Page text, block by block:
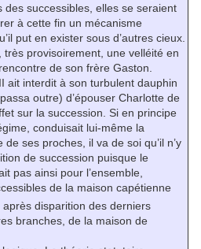
des successibles, elles se seraient
à cette fin un mécanisme
put en exister sous d’autres cieux.
très provisoirement, une velléité en
de son frère Gaston.
ait interdit à son turbulent dauphin
outre) d’épouser Charlotte de
sur la succession. Si en principe
conduisait lui-même la
ses proches, il va de soi qu’il n’y
de succession puisque le
pas ainsi pour l’ensemble,
de la maison capétienne
après disparition des derniers
branches, de la maison de